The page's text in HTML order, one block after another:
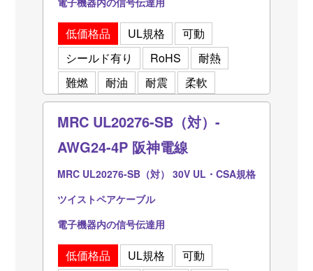
低価格品 UL規格
可動
シールド有り
RoHS
耐熱
難燃
耐油 耐震 柔軟
MRC UL20276-SB（対）-
AWG24-4P 阪神電線
MRC UL20276-SB（対） 30V UL・CSA規格
ツイストペアケーブル
電子機器内の信号伝達用
低価格品 UL規格
可動